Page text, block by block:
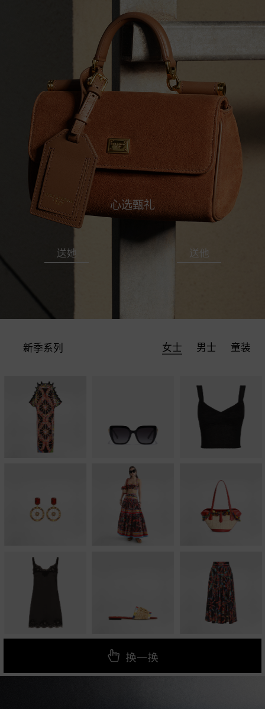
送她 送他
心选甄礼
新季系列 女士 男士 童装